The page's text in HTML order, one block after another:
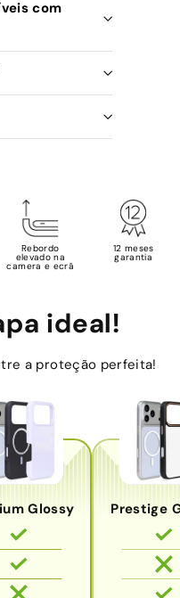
com
Rebordo
elevado na
camera e ecrã
12 meses
garantia
ideal!
a proteção perfeita!
Glossy Prestige